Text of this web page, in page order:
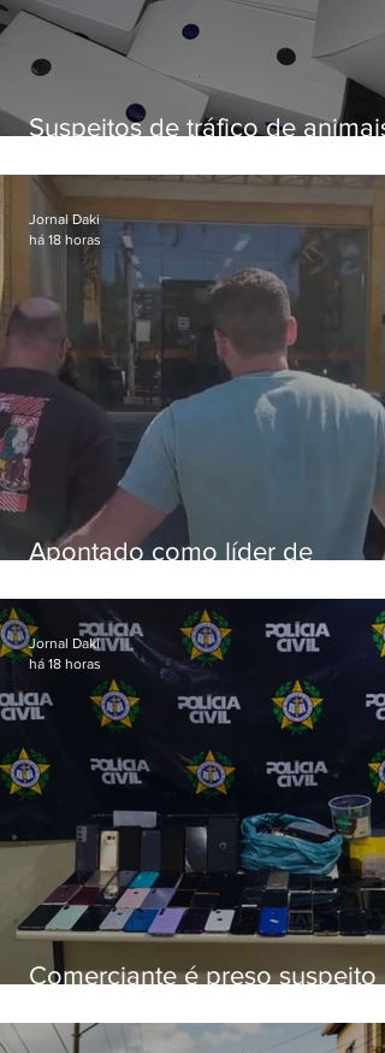
Suspeitos de tráfico de animais
aves
Apontado como líder de
aposentados é preso
Jornal Daki
há 18 horas
Comerciante é preso suspeito
loja
Jornal Daki
há 18 horas